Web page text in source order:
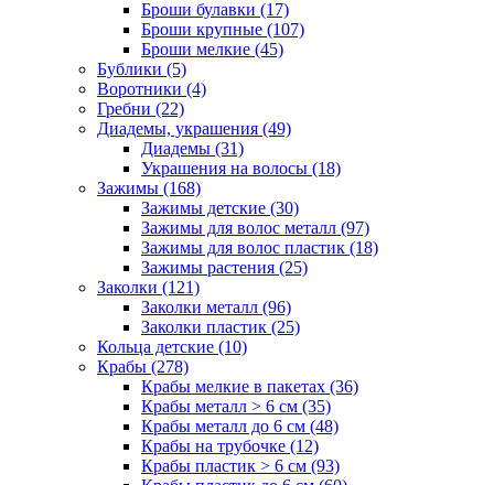
Броши булавки (17)
Броши крупные (107)
Броши мелкие (45)
Бублики (5)
Воротники (4)
Гребни (22)
Диадемы, украшения (49)
Диадемы (31)
Украшения на волосы (18)
Зажимы (168)
Зажимы детские (30)
Зажимы для волос металл (97)
Зажимы для волос пластик (18)
Зажимы растения (25)
Заколки (121)
Заколки металл (96)
Заколки пластик (25)
Кольца детские (10)
Крабы (278)
Крабы мелкие в пакетах (36)
Крабы металл > 6 см (35)
Крабы металл до 6 см (48)
Крабы на трубочке (12)
Крабы пластик > 6 см (93)